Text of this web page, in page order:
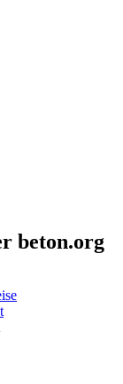
beton.org